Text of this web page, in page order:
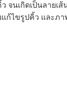
จนเกิดเป็นลายเ
แก้ไขรูปคิ้ว และภ